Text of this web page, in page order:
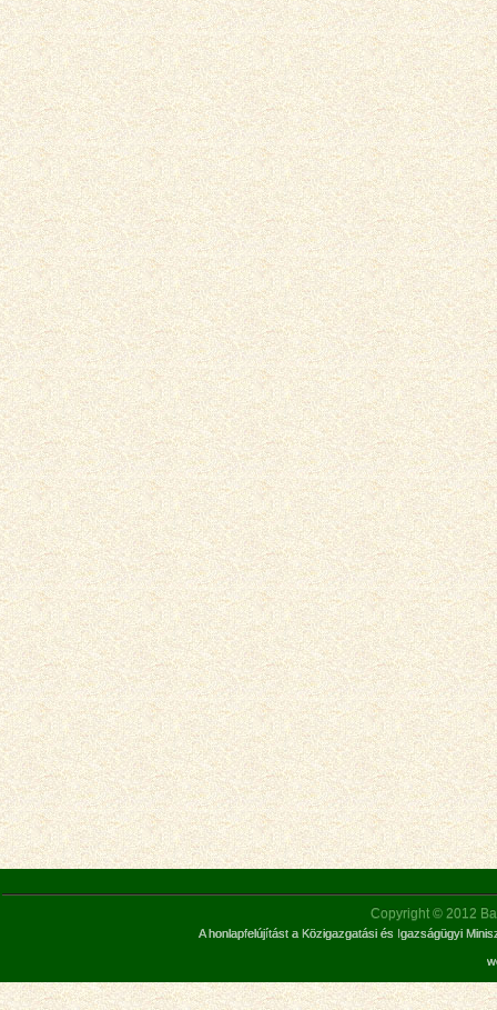
Copyright © 2012
A honlapfelújítást a Közigazgatási és Igazságügyi